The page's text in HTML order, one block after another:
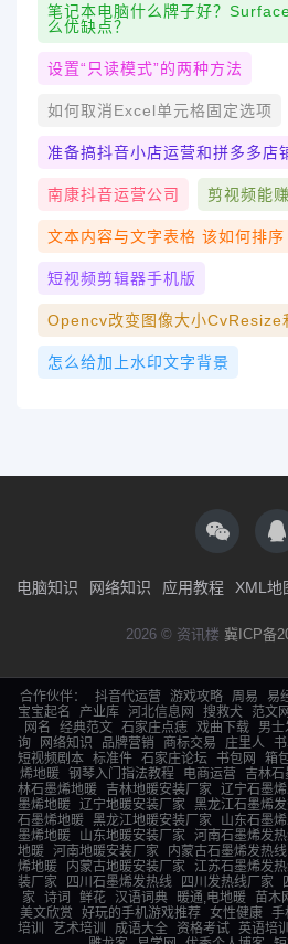
笔记本电脑什么牌子好？
么优缺点？
设置“只读模式”的两种方法
如何取消excel单元格固定选项
准备搞抖音小店运营和拼多多店
南康抖音运营公司 剪视频能
文本内容与文字表格 该如何排序
短视频剪辑器手机版
Opencv改变图像大小
怎么给加上水印文字背景
电脑知识 网络知识 应用教程 XML地
2026 © 资讯楼 冀ICP备
合作伙伴： 抖音代运营 游戏攻略 周易 易
宝宝起名
产业库 河北信息网 搜救犬 范文网
网名
经典范文 石家庄点痣 戏曲下载 男士
询
网络知识 品牌营销 商标交易 庄里人
短视频剧本 标准件 石家庄论坛 书包网 箱
烯地暖 钢琴入门指法教程 电商运营 吉林
林石墨烯地暖
吉林地暖安装厂家 辽宁石墨
墨烯地暖 辽宁地暖安装厂家 黑龙江石墨烯
石墨烯地暖 黑龙江地暖安装厂家 山东石墨
墨烯地暖
山东地暖安装厂家 河南石墨烯发
地暖 河南地暖安装厂家 内蒙古石墨烯发热线
烯地暖
内蒙古地暖安装厂家 江苏石墨烯发
装厂家
四川石墨烯发热线 四川发热线厂家
家 诗词 鲜花 汉语词典 暖通,电地暖 苗木
美文欣赏
好玩的手机游戏推荐 女性健康 手
培训
艺术培训 成语大全 资格考试 英语培训